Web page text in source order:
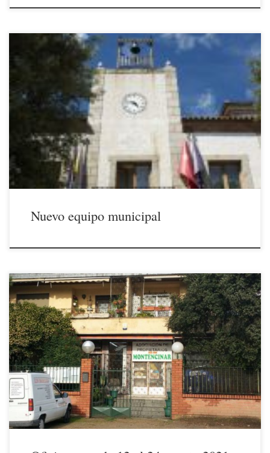
16/09/2021 Estimados socios Como seguramente ya saben desde hoy
jueves 16 de septiembre de 2021 tenemos un nuevo alcalde y un
nuevo equipo de gobierno municipal, tras prosperar la moción de
censura presentada por PSOE, UE y C’s. Como siempre que hay
cambio de gobierno se abren nuevas expectativas que […]
Nuevo equipo municipal
Comunicamos a nuestros socios que la oficina de la Asociación
permanecerá cerrada durante las fechas indicadas, por vacaciones de la
administrativo.Para cualquier consulta rogamos se pongan en contacto
mediante correo electrónico (info@montencinarescorial.com) y les
atenderemos a la mayor brevedad posible. La JUNTA DIRECTIVA